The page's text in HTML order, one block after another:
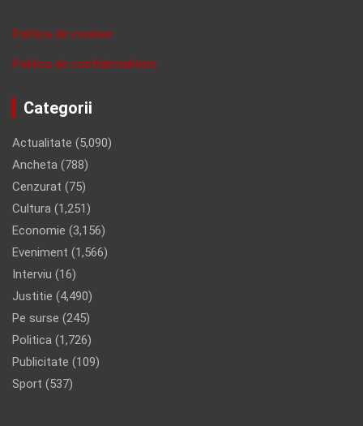
Politica de cookies
Politica de confidentalitate
Categorii
Actualitate (5,090)
Ancheta (788)
Cenzurat (75)
Cultura (1,251)
Economie (3,156)
Eveniment (1,566)
Interviu (16)
Justitie (4,490)
Pe surse (245)
Politica (1,726)
Publicitate (109)
Sport (537)